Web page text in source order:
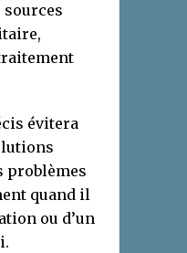
sources
évitera
problèmes
quand il
ou d’un